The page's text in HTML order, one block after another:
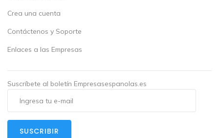
Crea una cuenta
Contáctenos y Soporte
Enlaces a las Empresas
Suscríbete al boletín Empresasespanolas.es
SUSCRIBIR